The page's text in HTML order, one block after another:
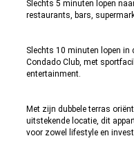
Slechts 5 minuten lopen
restaurants, bars,
Slechts 10 minuten lopen in
Condado Club, met
entertainment.
Met zijn dubbele terras
uitstekende locatie, dit
voor zowel lifestyle en